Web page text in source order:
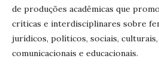
de produções acadêmicas que
críticas e interdisciplinares sobre
jurídicos, políticos, sociais,
comunicacionais e educacionais.